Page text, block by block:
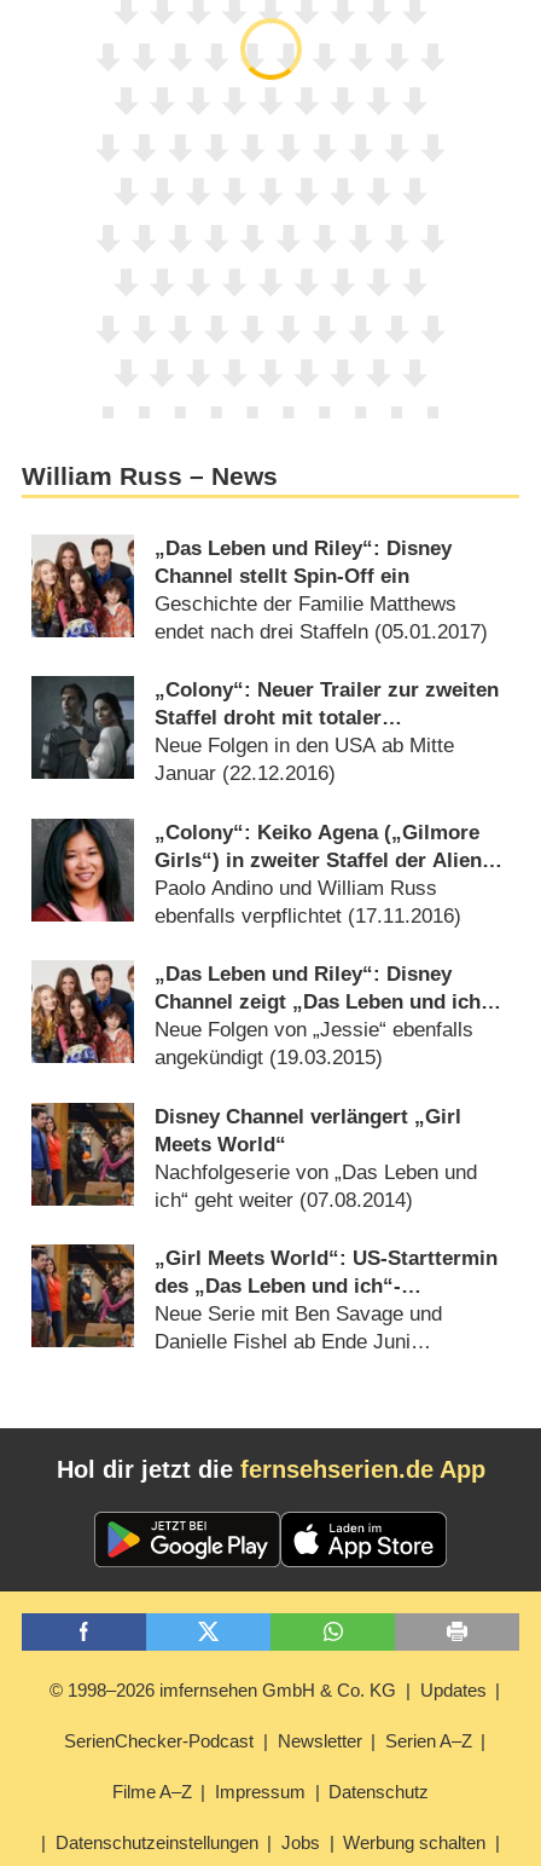
William Russ – News
„Das Leben und Riley“: Disney
Channel stellt Spin-Off ein
Geschichte der Familie Matthews
endet nach drei Staffeln (05.01.2017)
„Colony“: Neuer Trailer zur zweiten
Staffel droht mit totaler
Überwachung
Neue Folgen in den USA ab Mitte
Januar (22.12.2016)
„Colony“: Keiko Agena („Gilmore
Girls“) in zweiter Staffel der Alien-
Dystopie
Paolo Andino und William Russ
ebenfalls verpflichtet (17.11.2016)
„Das Leben und Riley“: Disney
Channel zeigt „Das Leben und ich“-
Fortsetzung ab Mai
Neue Folgen von „Jessie“ ebenfalls
angekündigt (19.03.2015)
Disney Channel verlängert „Girl
Meets World“
Nachfolgeserie von „Das Leben und
ich“ geht weiter (07.08.2014)
„Girl Meets World“: US-Starttermin
des „Das Leben und ich“-
Nachfolgers bekannt
Neue Serie mit Ben Savage und
Danielle Fishel ab Ende Juni
Hol dir jetzt die fernsehserien.de App
© 1998–2026 imfernsehen GmbH & Co. KG Updates
SerienChecker-Podcast Newsletter Serien A–Z
Filme A–Z Impressum Datenschutz
Datenschutzeinstellungen Jobs Werbung schalten